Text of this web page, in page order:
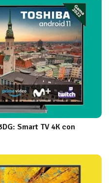
Smart TV 4K con